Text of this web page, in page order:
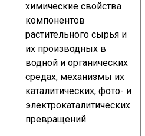
химические свойства
компонентов
растительного сырья и
их производных в
водной и органических
средах, механизмы их
каталитических, фото- и
электрокаталитических
превращений